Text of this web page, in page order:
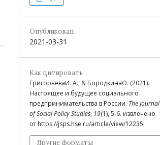
Опубликован
2021-03-31
Как цитировать
ГригорьеваИ. А., & БородкинаО. (2021).
Настоящее и будущее социального
предпринимательства в России. The Journal
of Social Policy Studies, 19(1), 5-6. извлечено
от https://jsps.hse.ru/article/view/12235
Другие форматы